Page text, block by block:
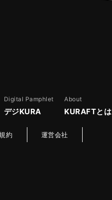
Digital Pamphlet
デジKURA
About
KURAFTとは
約 運営会社